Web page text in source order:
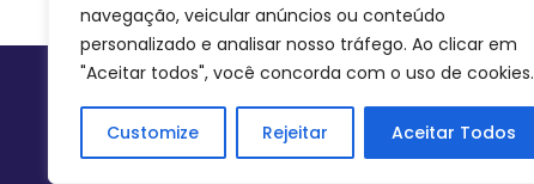
navegação, veicular anúncios ou conteúdo
personalizado e analisar nosso tráfego. Ao clicar em
"Aceitar todos", você concorda com o uso de cookies.
Customize Rejeitar Aceitar Todos
Siga-nos